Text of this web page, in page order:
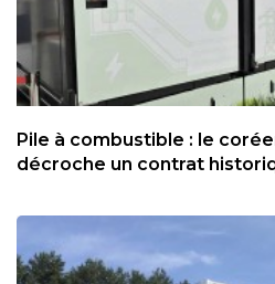
Pile à combustible : le
décroche un contrat